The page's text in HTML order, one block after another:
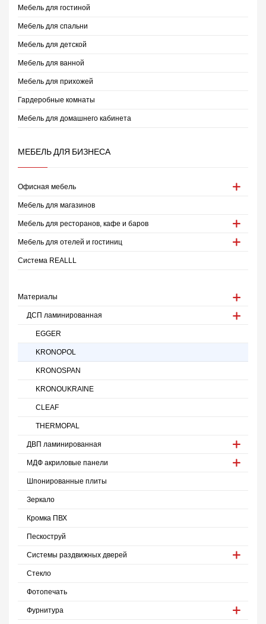
Мебель для гостиной
Мебель для спальни
Мебель для детской
Мебель для ванной
Мебель для прихожей
Гардеробные комнаты
Мебель для домашнего кабинета
МЕБЕЛЬ ДЛЯ БИЗНЕСА
Офисная мебель
Мебель для магазинов
Мебель для ресторанов, кафе и баров
Мебель для отелей и гостиниц
Система REALLL
Материалы
ДСП ламинированная
EGGER
KRONOPOL
KRONOSPAN
KRONOUKRAINE
CLEAF
THERMOPAL
ДВП ламинированная
МДФ акриловые панели
Шпонированные плиты
Зеркало
Кромка ПВХ
Пескоструй
Системы раздвижных дверей
Стекло
Фотопечать
Фурнитура